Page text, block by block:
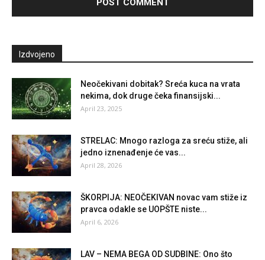
Izdvojeno
Neočekivani dobitak? Sreća kuca na vrata
nekima, dok druge čeka finansijski...
April 23, 2025
STRELAC: Mnogo razloga za sreću stiže, ali
jedno iznenađenje će vas...
April 28, 2026
ŠKORPIJA: NEOČEKIVAN novac vam stiže iz
pravca odakle se UOPŠTE niste...
April 6, 2026
LAV – NEMA BEGA OD SUDBINE: Ono što